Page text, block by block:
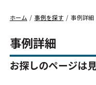
ホーム 事例を探す 事例詳細
事例詳細
お探しのページは